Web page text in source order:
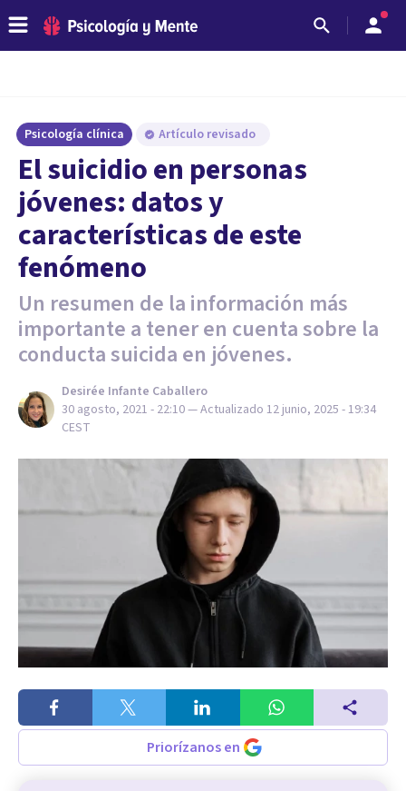
Psicología clínica Artículo revisado
El suicidio en personas
jóvenes: datos y
características de este
fenómeno
Un resumen de la información más
importante a tener en cuenta sobre la
conducta suicida en jóvenes.
Desirée Infante Caballero
30 agosto, 2021 - 22:10— Actualizado 12 junio, 2025 - 19:34
CEST
Priorízanos en